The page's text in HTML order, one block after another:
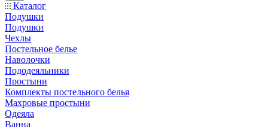
Каталог
Подушки
Подушки
Чехлы
Постельное белье
Наволочки
Пододеяльники
Простыни
Комплекты постельного белья
Махровые простыни
Одеяла
Ванна